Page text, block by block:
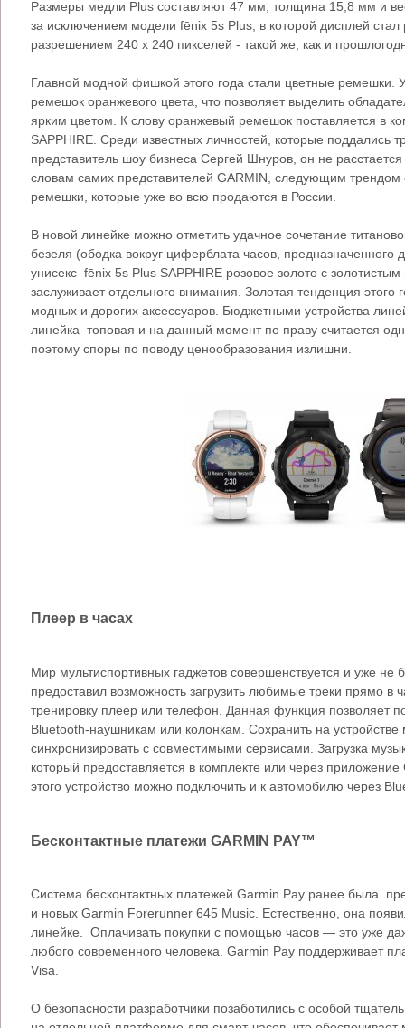
Размеры медли Plus составляют 47 мм, толщина 15,8 мм и
за исключением модели fēnix 5s Plus, в которой дисплей
разрешением 240 x 240 пикселей - такой же, как и
Главной модной фишкой этого года стали цветные
ремешок оранжевого цвета, что позволяет выделить
ярким цветом. К слову оранжевый ремешок поставляется в
SAPPHIRE. Среди известных личностей, которые поддались
представитель шоу бизнеса Сергей Шнуров, он не
словам самих представителей GARMIN, следующим трендом
ремешки, которые уже во всю продаются в России.
В новой линейке можно отметить удачное сочетание
безеля (ободка вокруг циферблата часов,
унисекс fēnix 5s Plus SAPPHIRE розовое золото с
заслуживает отдельного внимания. Золотая тенденция этого
модных и дорогих аксессуаров. Бюджетными устройства
линейка топовая и на данный момент по праву считается
поэтому споры по поводу ценообразования излишни.
Плеер в часах
Мир мультиспортивных гаджетов совершенствуется и уже не
предоставил возможность загрузить любимые треки прямо в
тренировку плеер или телефон. Данная функция позволяет
Bluetooth-наушникам или колонкам. Сохранить на
синхронизировать с совместимыми сервисами. Загрузка
который предоставляется в комплекте или через
этого устройство можно подключить и к автомобилю через
Бесконтактные платежи GARMIN PAY™
Система бесконтактных платежей Garmin Pay ранее была
и новых Garmin Forerunner 645 Music. Естественно, она
линейке. Оплачивать покупки с помощью часов — это уже
любого современного человека. Garmin Pay поддерживает
Visa.
О безопасности разработчики позаботились с особой